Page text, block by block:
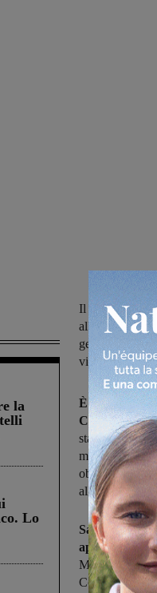
la
Lo
Il CCRR
alle 16 alla
genitori
vita virtuale” e
È ripartito
Comunale dei
stati nominati i
obiettivi, al di
alla
Sabato 9
Mille a
Coderdojo